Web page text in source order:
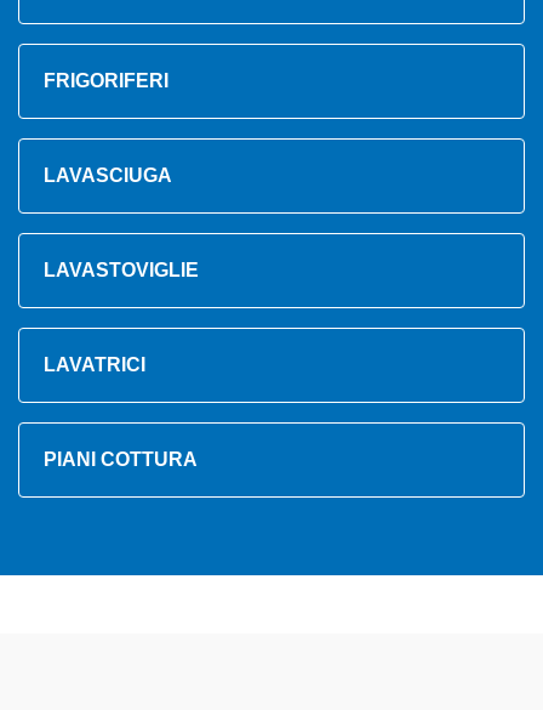
FRIGORIFERI
LAVASCIUGA
LAVASTOVIGLIE
LAVATRICI
PIANI COTTURA